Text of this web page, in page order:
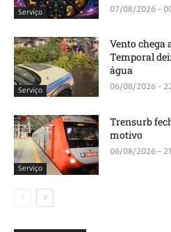
Serviço 07/08/2026 -
Serviço
Vento chega
Temporal
água
06/08/2026 -
Serviço
Trensurb
motivo
06/08/2026 -